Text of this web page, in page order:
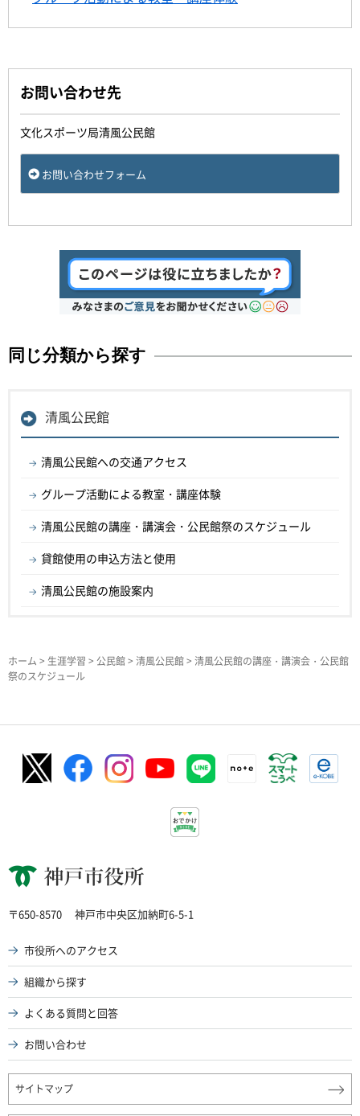
お問い合わせ先
文化スポーツ局清風公民館
お問い合わせフォーム
同じ分類から探す
清風公民館
清風公民館への交通アクセス
グループ活動による教室・講座体験
清風公民館の講座・講演会・公民館祭のスケジュール
貸館使用の申込方法と使用
清風公民館の施設案内
ホーム > 生涯学習 > 公民館> 清風公民館> 清風公民館の講座・講演会・公民館
祭のスケジュール
神戸市役所
〒650-8570 神戸市中央区加納町6-5-1
市役所へのアクセス
組織から探す
よくある質問と回答
お問い合わせ
サイトマップ